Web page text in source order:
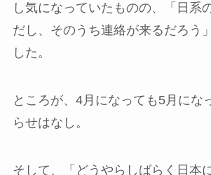
し気になっていたものの、「日系
だし、そのうち連絡が来るだろう
した。
ところが、4月になっても5月にな
らせはなし。
そして、「どうやらしばらく日本